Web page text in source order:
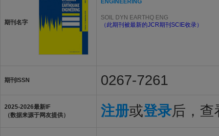
期刊名字
ENGINEERING
SOIL DYN EARTHQ ENG
（此期刊被最新的JCR期刊SCIE收录）
期刊ISSN 0267-7261
2025-2026最新IF
（数据来源于网友提供）
注册或登录后，查